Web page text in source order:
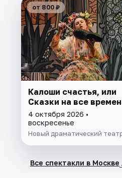
от 800 ₽
Калоши счастья, или
Сказки на все
4 октября 2026 •
воскресенье
Новый драматический
Все спектакли в Москве